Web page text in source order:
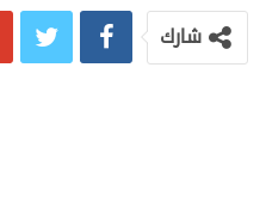
شارك